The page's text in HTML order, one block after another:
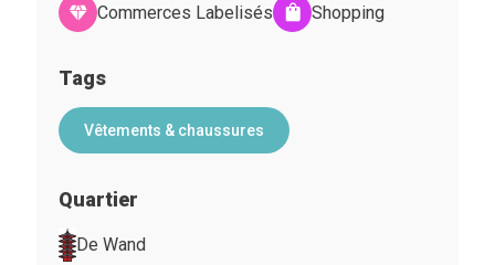
Commerces Labelisés Shopping
Tags
Vêtements & chaussures
Quartier
De Wand